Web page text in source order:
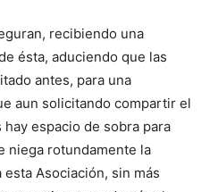
recibiendo una
ésta, aduciendo que las
antes, para una
aun solicitando compartir el
espacio de sobra para
niega rotundamente la
Asociación, sin más